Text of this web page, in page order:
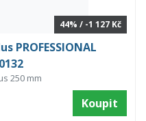
44% / -1 127 Kč
PROFESSIONAL
250 mm
Koupit